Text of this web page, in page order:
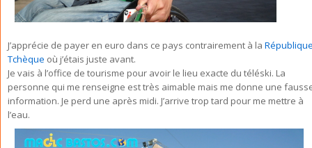
J’apprécie de payer en euro dans ce pays contrairement à la
Tchèque où j’étais juste avant.
Je vais à l’office de tourisme pour avoir le lieu exacte du téléski. La
personne qui me renseigne est très aimable mais me donne une
information. Je perd une après midi. J’arrive trop tard pour me mettre à
l’eau.